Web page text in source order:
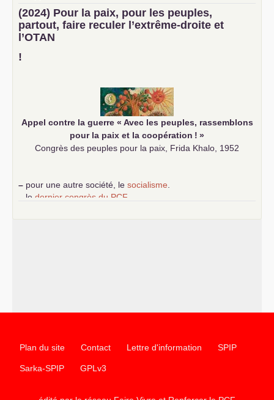
–
un texte de Jean-Claude Delaunay
le marxisme est la
science sociale de notre temps
–un appel proposé aux partis communistes et ouvrier
d’Europe
–
(2024) Pour la paix, pour les peuples,
partout, faire reculer l’extrême-droite et
l’OTAN
!
Appel contre la guerre « Avec les peuples, rassemblons
pour la paix et la coopération ! »
Congrès des peuples pour la paix, Frida Khalo, 1952
– pour une autre société, le socialisme
le dernier congrès du PCF
Plan du site Contact Lettre d'information SPIP
Sarka-SPIP GPLv3